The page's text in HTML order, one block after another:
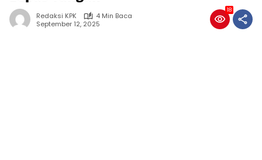
Redaksi KPK
4 Min Baca
September 12, 2025
18